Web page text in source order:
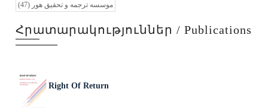
موسسه ترجمه و تحقیق هور (47)
Հրատարակություններ / Publications
Right Of Return